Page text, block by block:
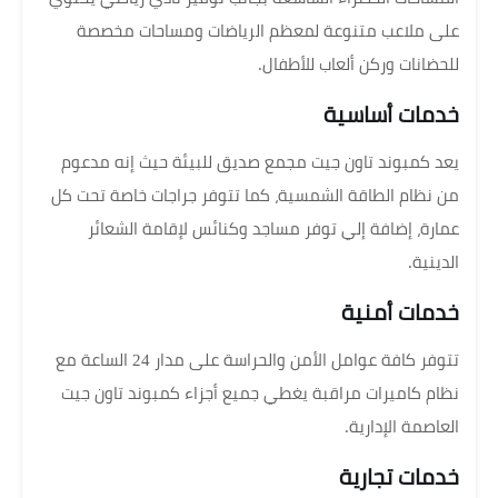
على ملاعب متنوعة لمعظم الرياضات ومساحات مخصصة
للحضانات وركن ألعاب للأطفال.
خدمات أساسية
يعد كمبوند تاون جيت مجمع صديق للبيئة حيث إنه مدعوم
من نظام الطاقة الشمسية، كما تتوفر جراجات خاصة تحت كل
عمارة، إضافة إلي توفر مساجد وكنائس لإقامة الشعائر
الدينية.
خدمات أمنية
تتوفر كافة عوامل الأمن والحراسة على مدار 24 الساعة مع
نظام كاميرات مراقبة يغطي جميع أجزاء كمبوند تاون جيت
العاصمة الإدارية.
خدمات تجارية